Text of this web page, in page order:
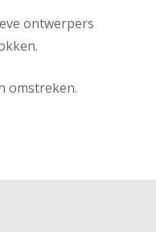
ontwerpers
omstreken.